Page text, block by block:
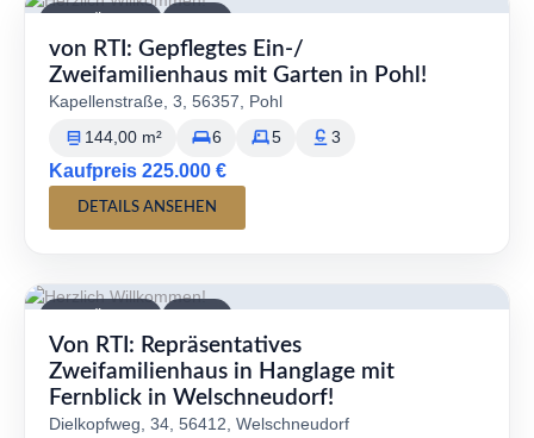
von RTI: Gepflegtes Ein-/
Zweifamilienhaus mit Garten in Pohl!
Kapellenstraße, 3, 56357, Pohl
144,00 m² 6 5 3
Kaufpreis 225.000 €
DETAILS ANSEHEN
Von RTI: Repräsentatives
Zweifamilienhaus in Hanglage mit
Fernblick in Welschneudorf!
Dielkopfweg, 34, 56412, Welschneudorf